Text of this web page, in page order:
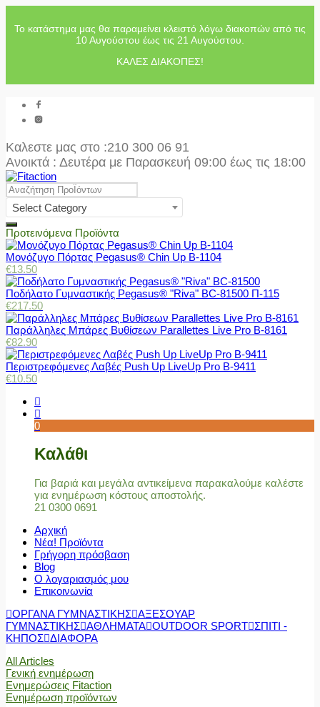
Το κατάστημα μας θα παραμείνει κλειστό λόγω διακοπών από τις
10 Αυγούστου έως τις 21 Αυγούστου.
ΚΑΛΕΣ ΔΙΑΚΟΠΕΣ!
Καλεστε μας στο :210 300 06 91
Ανοικτά : Δευτέρα με Παρασκευή 09:00 έως τις 18:00
Select Category
Προτεινόμενα Προϊόντα
Μονόζυγο Πόρτας Pegasus® Chin Up Β-1104
€13.50
Ποδήλατο Γυμναστικής Pegasus® "Riva" BC-81500 Π-115
€217.50
Παράλληλες Μπάρες Βυθίσεων Parallettes Live Pro Β-8161
€82.90
Περιστρεφόμενες Λαβές Push Up LiveUp Pro Β-9411
€10.50
0
Καλάθι
Για βαριά και μεγάλα αντικείμενα παρακαλούμε καλέστε
για ενημέρωση κόστους αποστολής.
21 0300 0691
Αρχική
Νέα! Προϊόντα
Γρήγορη πρόσβαση
Blog
Ο λογαριασμός μου
Επικοινωνία
ΟΡΓΑΝΑ ΓΥΜΝΑΣΤΙΚΗΣ ΑΞΕΣΟΥΑΡ
ΓΥΜΝΑΣΤΙΚΗΣ ΑΘΛΗΜΑΤΑ OUTDOOR SPORT ΣΠΙΤΙ -
ΚΗΠΟΣ ΔΙΑΦΟΡΑ
All Articles
Γενική ενημέρωση
Ενημερώσεις Fitaction
Ενημέρωση προϊόντων